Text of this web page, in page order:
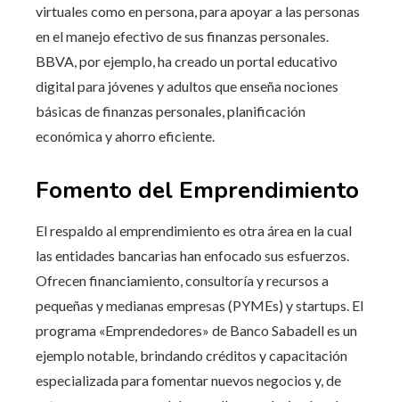
virtuales como en persona, para apoyar a las personas
en el manejo efectivo de sus finanzas personales.
BBVA, por ejemplo, ha creado un portal educativo
digital para jóvenes y adultos que enseña nociones
básicas de finanzas personales, planificación
económica y ahorro eficiente.
Fomento del Emprendimiento
El respaldo al emprendimiento es otra área en la cual
las entidades bancarias han enfocado sus esfuerzos.
Ofrecen financiamiento, consultoría y recursos a
pequeñas y medianas empresas (PYMEs) y startups. El
programa «Emprendedores» de Banco Sabadell es un
ejemplo notable, brindando créditos y capacitación
especializada para fomentar nuevos negocios y, de